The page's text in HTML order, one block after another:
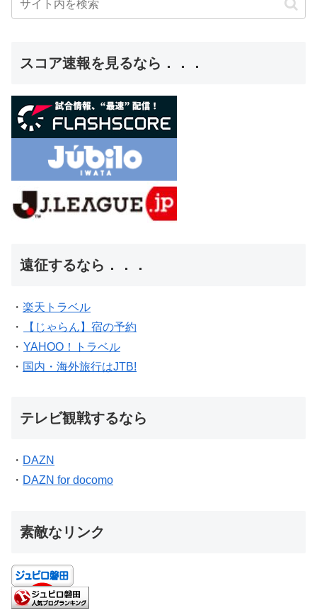
スコア速報を見るなら．．．
遠征するなら．．．
・ 楽天トラベル
・
【じゃらん】宿の予約
・ YAHOO！トラベル
・ 国内・海外旅行はJTB!
テレビ観戦するなら
・ DAZN
・ DAZN for docomo
素敵なリンク